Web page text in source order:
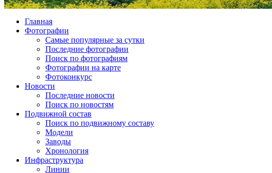
Главная
Фотографии
Cамые популярные за сутки
Последние фотографии
Поиск по фотографиям
Фотографии на карте
Фотоконкурс
Новости
Последние новости
Поиск по новостям
Подвижной состав
Поиск по подвижному составу
Модели
Заводы
Хронология
Инфраструктура
Линии